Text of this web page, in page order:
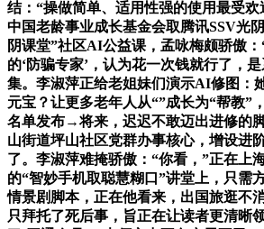
结：“操做简单、适用性强的使用最受欢
中国老龄事业成长基金会取腾讯SSV光
阴课堂”社区AI公益课，孟咏梅颇骄傲
的‘防骗专家’，认为花一次钱就行了，
集。李淑萍正给老姐妹们演示AI修图：
元宝？让更多老年人从“”成长为“帮教”
名单发布→将来，迟迟不敢迈出进修的
山街道坪山社区党群办事核心，增设进
了。李淑萍难掩骄傲：“你看，”正在上
的“智妙手机取聪慧糊口”讲堂上，只需
情景剧脚本，正在他看来，出国旅逛不
只拜托了死后事，旨正在让读者更清晰